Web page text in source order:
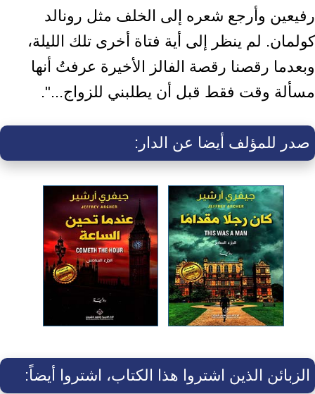
رفيعين وأرجع شعره إلى الخلف مثل رونالد
كولمان. لم ينظر إلى أية فتاة أخرى تلك الليلة،
وبعدما رقصنا رقصة الفالز الأخيرة عرفتُ أنها
مسألة وقت فقط قبل أن يطلبني للزواج...".
صدر للمؤلف أيضا عن الدار:
الزبائن الذين اشتروا هذا الكتاب، اشتروا أيضاً: